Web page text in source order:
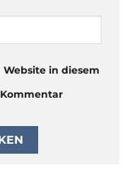
Website in diesem